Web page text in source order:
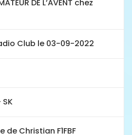
DE L’AVENT chez
Club le 03-09-2022
Christian F1FBF